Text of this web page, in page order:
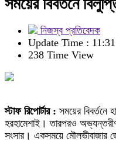
সময়ের বিবর্তনে
নিজস্ব প্রতিবেদক
Update Time :
238 Time View
স্টাফ রিপোর্টার : সময়ের বিবর্তনে
হরহামেশাই। তারপরও অভ্যন্তরীণ
সংসার। একসময়ে মৌলভীবাজার